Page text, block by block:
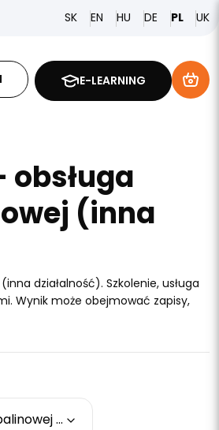
SK EN HU DE PL UK
E-LEARNING
obsługa
(inna
działalność). Szkolenie, usługa
Wynik może obejmować zapisy,
Szkolenie okresowe - obsługa ręcznej pilarki spalinowej (inna działalność)